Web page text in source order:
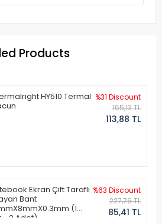
Products
HY510 Termal %31 Discount
165,13 TL
113,88 TL
Ekran Çift Taraflı
Bant
(1
- 2 Adet)
%63 Discount
227,76 TL
85,41 TL